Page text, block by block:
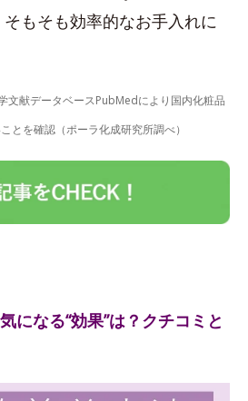
もそも効率的なお手入れに
文献データベースPubMedにより国内化粧品
とを確認（ポーラ化成研究所調べ）
になる“効果”は？クチコミと